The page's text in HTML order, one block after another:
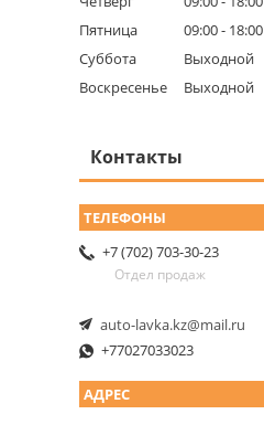
Пятница
09:00
18:00
Суббота
Выходной
Воскресенье
Выходной
Контакты
+7 (702) 703-30-23
Отдел продаж
auto-lavka.kz@mail.ru
+77027033023